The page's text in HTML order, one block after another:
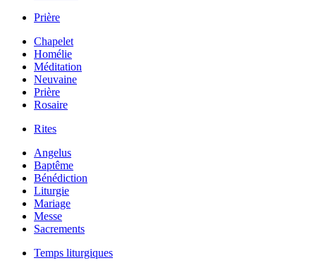
Prière
Chapelet
Homélie
Méditation
Neuvaine
Prière
Rosaire
Rites
Angelus
Baptême
Bénédiction
Liturgie
Mariage
Messe
Sacrements
Temps liturgiques